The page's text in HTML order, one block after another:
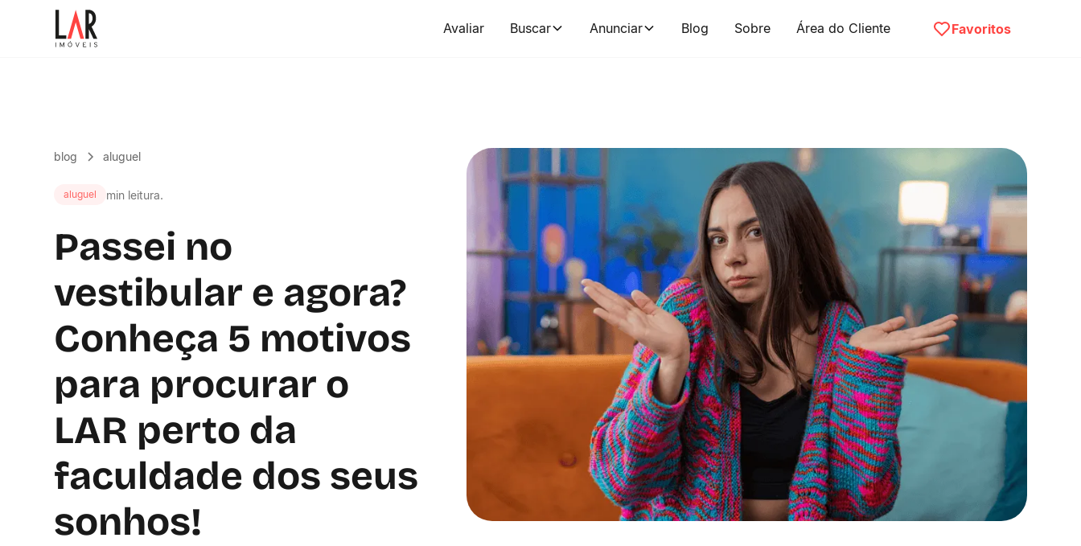
Avaliar Buscar Anunciar Blog Sobre Área do Cliente Favoritos
blog aluguel
aluguel min leitura.
Passei no
vestibular e agora?
Conheça 5 motivos
para procurar o
LAR perto da
faculdade dos seus
sonhos!